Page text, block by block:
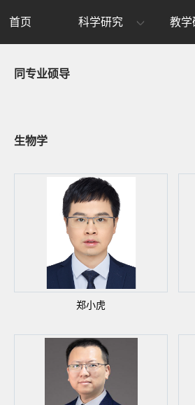
首页 科学研究 教学
同专业硕导
生物学
郑小虎